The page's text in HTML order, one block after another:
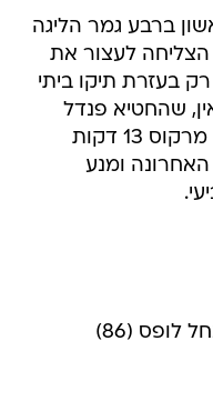
ברבע גמר הליגה
הצליחה לעצור את
בעזרת תיקו ביתי
שהחטיא פנדל
בדקה ה-37, בישל לאוסקר דה מרקוס 13 דקות
ומנע